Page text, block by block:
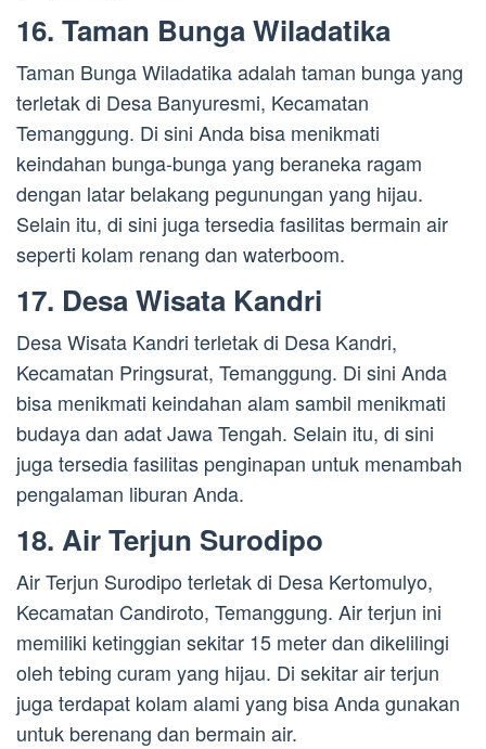
16. Taman Bunga Wiladatika
Taman Bunga Wiladatika adalah taman bunga yang
terletak di Desa Banyuresmi, Kecamatan
Temanggung. Di sini Anda bisa menikmati
keindahan bunga-bunga yang beraneka ragam
dengan latar belakang pegunungan yang hijau.
Selain itu, di sini juga tersedia fasilitas bermain air
seperti kolam renang dan waterboom.
17. Desa Wisata Kandri
Desa Wisata Kandri terletak di Desa Kandri,
Kecamatan Pringsurat, Temanggung. Di sini Anda
bisa menikmati keindahan alam sambil menikmati
budaya dan adat Jawa Tengah. Selain itu, di sini
juga tersedia fasilitas penginapan untuk menambah
pengalaman liburan Anda.
18. Air Terjun Surodipo
Air Terjun Surodipo terletak di Desa Kertomulyo,
Kecamatan Candiroto, Temanggung. Air terjun ini
memiliki ketinggian sekitar 15 meter dan dikelilingi
oleh tebing curam yang hijau. Di sekitar air terjun
juga terdapat kolam alami yang bisa Anda gunakan
untuk berenang dan bermain air.